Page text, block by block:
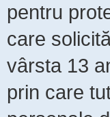
pentru
care
vârsta 13
prin care